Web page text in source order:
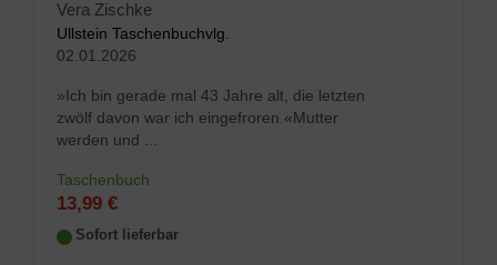
Vera Zischke
Ullstein Taschenbuchvlg.
02.01.2026
»Ich bin gerade mal 43 Jahre alt, die letzten
zwölf davon war ich eingefroren.«Mutter
werden und ...
Taschenbuch
13,99 €
Sofort lieferbar